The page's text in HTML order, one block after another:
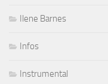
Ilene Barnes
Infos
Instrumental